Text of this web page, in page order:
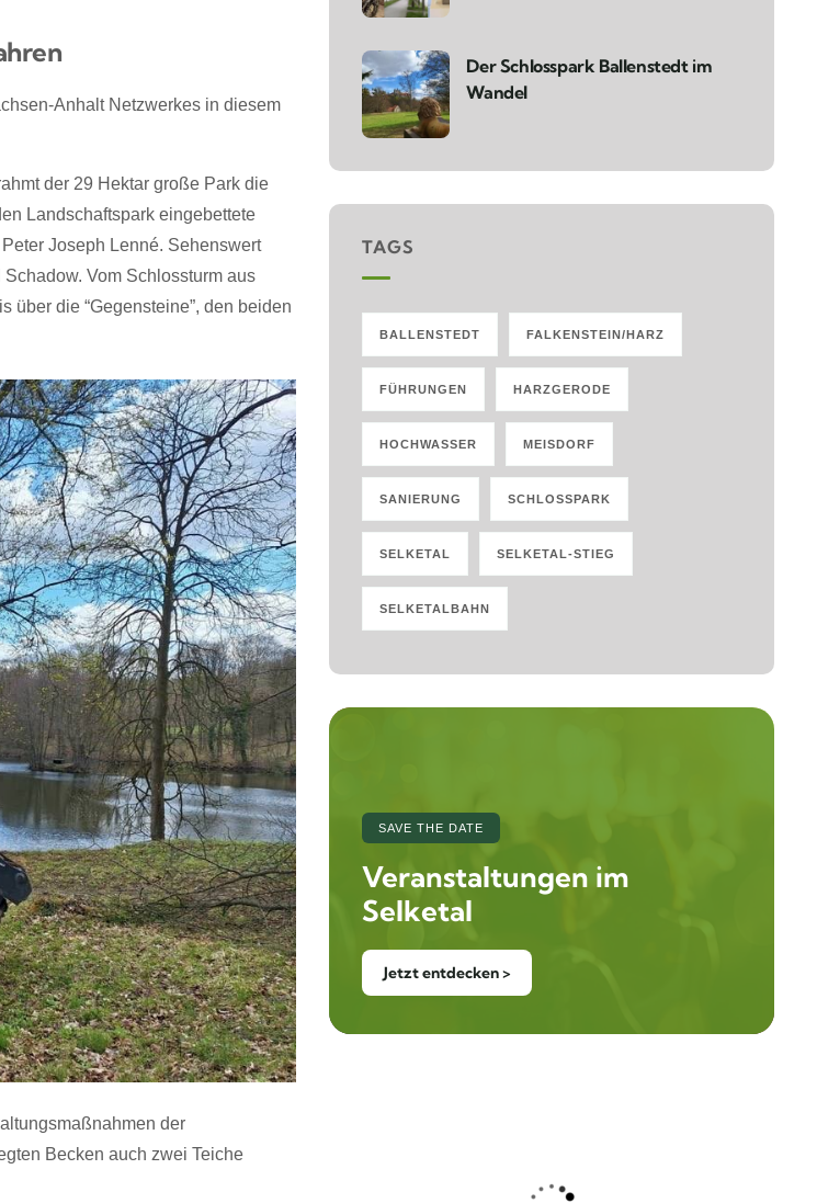
Anhalt Netzwerkes in diesem
der 29 Hektar große Park die
Landschaftspark eingebettete
Joseph Lenné. Sehenswert
Vom Schlossturm aus
die “Gegensteine”, den beiden
der
Becken auch zwei Teiche
Der Schlosspark Ballenstedt im
Wandel
TAGS
BALLENSTEDT FALKENSTEIN/HARZ
FÜHRUNGEN HARZGERODE
HOCHWASSER MEISDORF
SANIERUNG SCHLOSSPARK
SELKETAL SELKETAL-STIEG
SELKETALBAHN
SAVE THE DATE
Veranstaltungen im
Selketal
Jetzt entdecken >